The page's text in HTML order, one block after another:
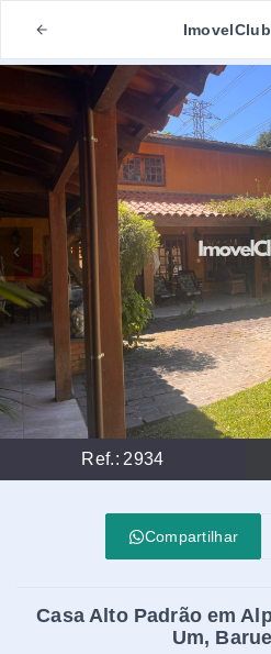
Ref.: 2934
Compartilhar
Casa Alto Padrão em
Um,